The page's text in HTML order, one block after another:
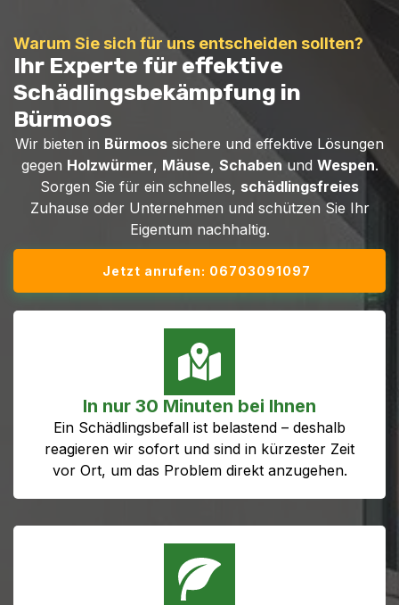
Warum Sie sich für uns entscheiden sollten?
Ihr Experte für effektive
Schädlingsbekämpfung in
Bürmoos
Wir bieten in Bürmoos sichere und effektive Lösungen
gegen Holzwürmer, Mäuse, Schabenund Wespen.
Sorgen Sie für ein schnelles, schädlingsfreies
Zuhause oder Unternehmen und schützen Sie Ihr
Eigentum nachhaltig.
Jetzt anrufen: 06703091097
In nur 30 Minuten bei Ihnen
Ein Schädlingsbefall ist belastend – deshalb
reagieren wir sofort und sind in kürzester Zeit
vor Ort, um das Problem direkt anzugehen.